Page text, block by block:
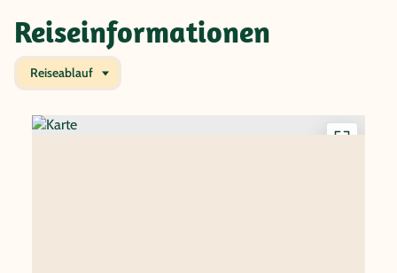
Reiseinformationen
Reiseablauf